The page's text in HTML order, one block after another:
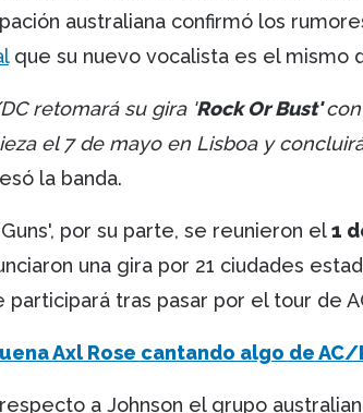
australiana confirmó los
que su nuevo vocalista es el mismo
retomará su gira 'Rock Or Bust'
el 7 de mayo en Lisboa y
la banda.
por su parte, se reunieron el1
una gira por 21 ciudades
participará tras pasar por el tour de
Axl Rose cantando algo de AC/
a Johnson el grupo